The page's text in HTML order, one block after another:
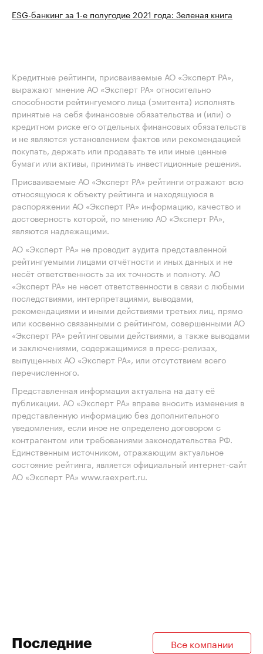
ESG-банкинг за 1-е полугодие 2021 года: Зеленая книга
Кредитные рейтинги, присваиваемые АО «Эксперт РА»,
выражают мнение АО «Эксперт РА» относительно
способности рейтингуемого лица (эмитента) исполнять
принятые на себя финансовые обязательства и (или) о
кредитном риске его отдельных финансовых обязательств
и не являются установлением фактов или рекомендацией
покупать, держать или продавать те или иные ценные
бумаги или активы, принимать инвестиционные решения.
Присваиваемые АО «Эксперт РА» рейтинги отражают всю
относящуюся к объекту рейтинга и находящуюся в
распоряжении АО «Эксперт РА» информацию, качество и
достоверность которой, по мнению АО «Эксперт РА»,
являются надлежащими.
АО «Эксперт РА» не проводит аудита представленной
рейтингуемыми лицами отчётности и иных данных и не
несёт ответственность за их точность и полноту. АО
«Эксперт РА» не несет ответственности в связи с любыми
последствиями, интерпретациями, выводами,
рекомендациями и иными действиями третьих лиц, прямо
или косвенно связанными с рейтингом, совершенными АО
«Эксперт РА» рейтинговыми действиями, а также выводами
и заключениями, содержащимися в пресс-релизах,
выпущенных АО «Эксперт РА», или отсутствием всего
перечисленного.
Представленная информация актуальна на дату её
публикации. АО «Эксперт РА» вправе вносить изменения в
представленную информацию без дополнительного
уведомления, если иное не определено договором с
контрагентом или требованиями законодательства РФ.
Единственным источником, отражающим актуальное
состояние рейтинга, является официальный интернет-сайт
АО «Эксперт РА» www.raexpert.ru.
Последние
Все компании